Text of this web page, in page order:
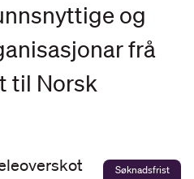
og
frå
til Norsk
Søknadsfrist